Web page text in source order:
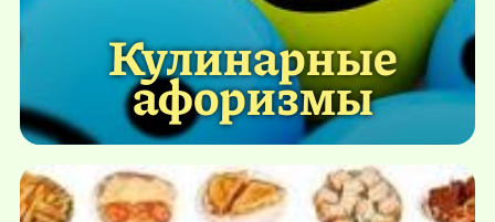
Кулинарные
афоризмы